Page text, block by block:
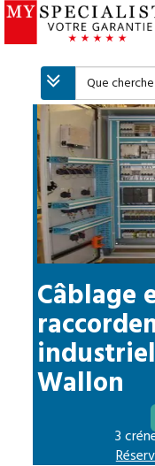
Câblage
industriel
Wallon
3